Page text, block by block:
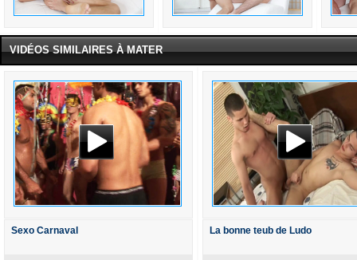
VIDÉOS SIMILAIRES À MATER
Sexo Carnaval La bonne teub de Ludo